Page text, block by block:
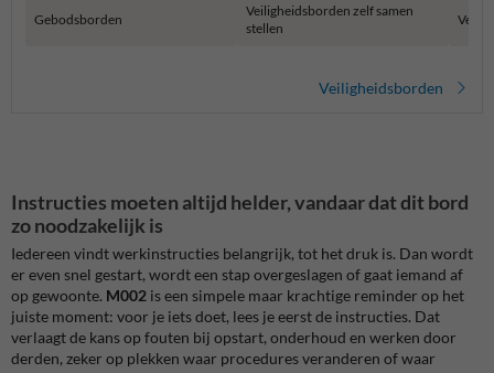
Gebodsborden
Veiligheidsborden zelf samen
stellen
Veiligheidsborden
Instructies moeten altijd helder, vandaar dat dit bord
zo noodzakelijk is
Iedereen vindt werkinstructies belangrijk, tot het druk is. Dan wordt
er even snel gestart, wordt een stap overgeslagen of gaat iemand af
op gewoonte. M002 is een simpele maar krachtige reminder op het
juiste moment: voor je iets doet, lees je eerst de instructies. Dat
verlaagt de kans op fouten bij opstart, onderhoud en werken door
derden, zeker op plekken waar procedures veranderen of waar